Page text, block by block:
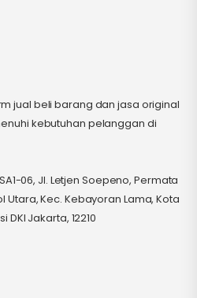
jual beli barang dan jasa original
kebutuhan pelanggan di
06, Jl. Letjen Soepeno, Permata
Utara, Kec. Kebayoran Lama, Kota
Jakarta, 12210